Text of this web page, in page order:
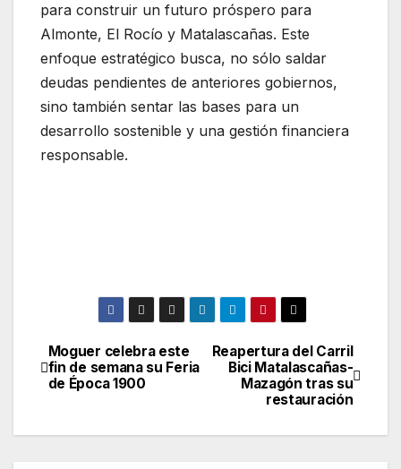
para construir un futuro próspero para
Almonte, El Rocío y Matalascañas. Este
enfoque estratégico busca, no sólo saldar
deudas pendientes de anteriores gobiernos,
sino también sentar las bases para un
desarrollo sostenible y una gestión financiera
responsable.
Navegación
de
entradas
Reapertura del Carril
Bici Matalascañas-
Mazagón tras su
restauración
Moguer celebra este
fin de semana su Feria
de Época 1900